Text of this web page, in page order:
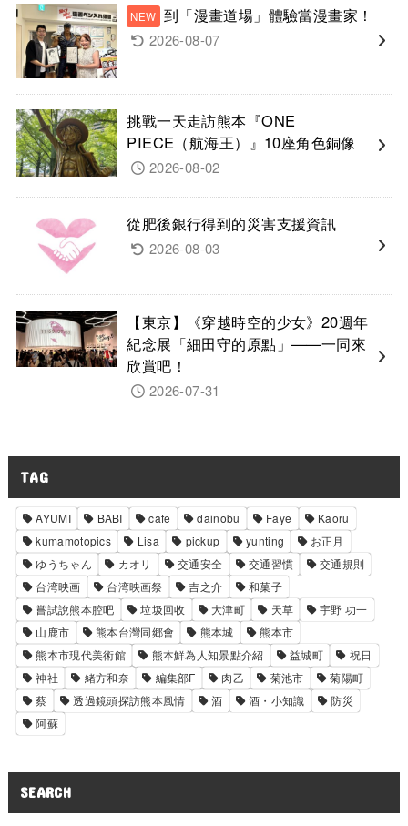
到「漫畫道場」體驗當漫畫家！
2026-08-07
挑戰一天走訪熊本『ONE
PIECE（航海王）』10座角色銅像
2026-08-02
從肥後銀行得到的災害支援資訊
2026-08-03
【東京】《穿越時空的少女》20週年
紀念展「細田守的原點」——一同來
欣賞吧！
2026-07-31
TAG
AYUMI BABI cafe dainobu Faye
Kaoru
kumamotopics
Lisa pickup yunting
お正月
ゆうちゃん
カオリ 交通安全 交通習慣
交通規則
台湾映画
台湾映画祭 吉之介
和菓子
嘗試說熊本腔吧
垃圾回收 大津町 天草
宇野 功一
山鹿市
熊本台灣同郷會 熊本城
熊本市
熊本市現代美術館
熊本鮮為人知景點介紹 益城町
祝日
神社
緒方和奈 編集部F 肉乙 菊池市
菊陽町
蔡
透過鏡頭探訪熊本風情 酒 酒・小知識
防災
阿蘇
SEARCH